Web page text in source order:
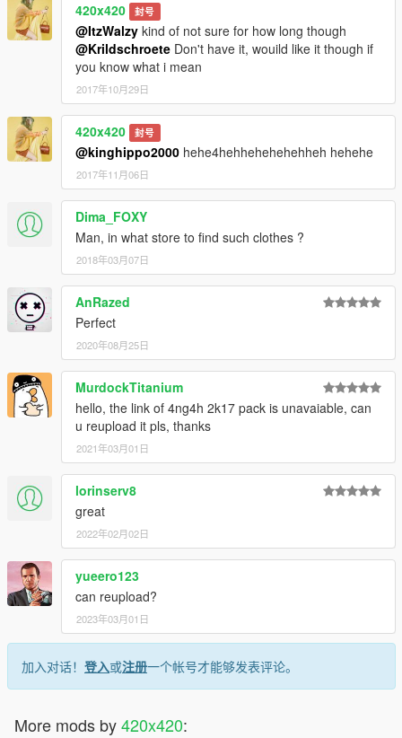
420x420 封号
@ItzWalzy kind of not sure for how long though
@Krildschroete Don't have it, wouild like it though if
you know what i mean
2017年10月29日
420x420 封号
@kinghippo2000 hehe4hehhehehehehheh hehehe
2017年11月06日
Dima_FOXY
Man, in what store to find such clothes ?
2018年03月07日
AnRazed
Perfect
2020年08月25日
MurdockTitanium
hello, the link of 4ng4h 2k17 pack is unavaiable, can
u reupload it pls, thanks
2021年03月01日
lorinserv8
great
2022年02月02日
yueero123
can reupload?
2023年03月01日
加入对话！ 登入或注册一个帐号才能够发表评论。
More mods by420x420: